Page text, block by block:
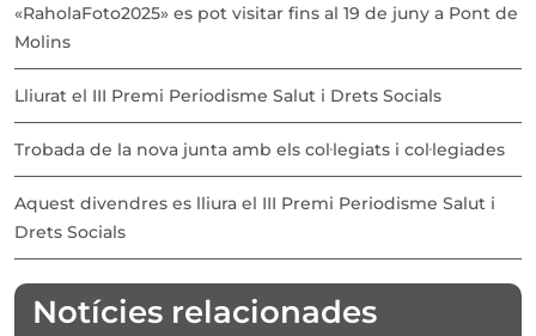
«RaholaFoto2025» es pot visitar fins al 19 de juny a Pont de
Molins
Lliurat el III Premi Periodisme Salut i Drets Socials
Trobada de la nova junta amb els col·legiats i col·legiades
Aquest divendres es lliura el III Premi Periodisme Salut i
Drets Socials
Notícies relacionades